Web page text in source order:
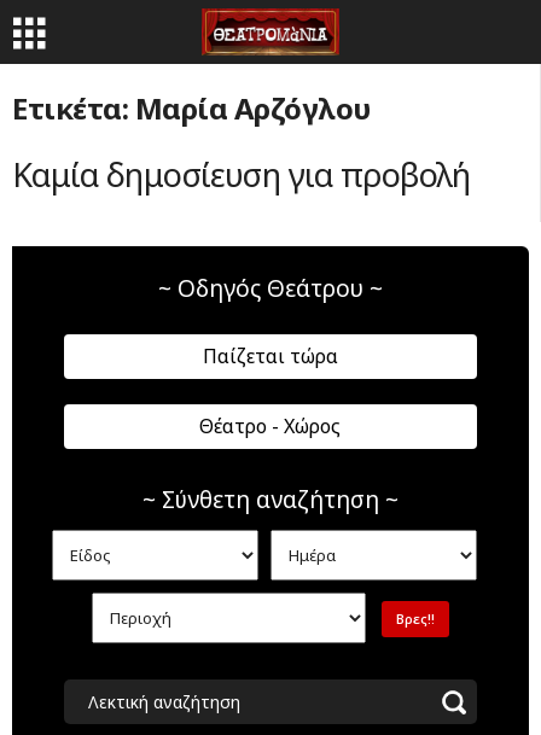
Ετικέτα: Μαρία Αρζόγλου
Καμία δημοσίευση για προβολή
~ Οδηγός Θεάτρου ~
Παίζεται τώρα
Θέατρο - Χώρος
~ Σύνθετη αναζήτηση ~
Λεκτική αναζήτηση